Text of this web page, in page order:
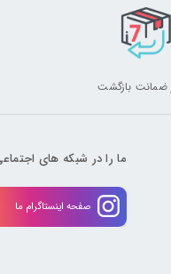
ما را در شبکه های
صفحه اینستاگرام ما